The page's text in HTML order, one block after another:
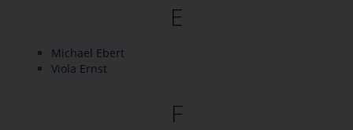
E
Michael Ebert
Viola Ernst
F